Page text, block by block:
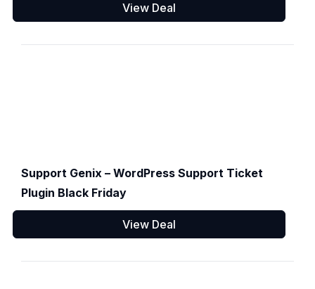
View Deal
Support Genix – WordPress Support Ticket
Plugin Black Friday
View Deal